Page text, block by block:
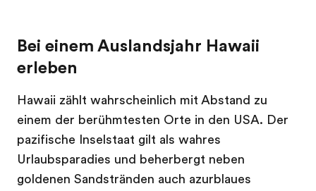
Bei einem Auslandsjahr Hawaii
erleben
Hawaii zählt wahrscheinlich mit Abstand zu
einem der berühmtesten Orte in den USA. Der
pazifische Inselstaat gilt als wahres
Urlaubsparadies und beherbergt neben
goldenen Sandstränden auch azurblaues